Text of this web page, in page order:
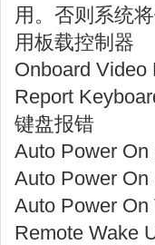
用。否则系统
用板载控制器
Onboard Video
Report
键盘报错
Auto Power On
Auto Power
Auto Power On
Remote Wake